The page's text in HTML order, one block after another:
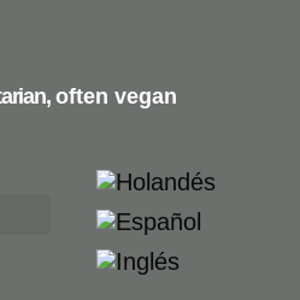
often vegan